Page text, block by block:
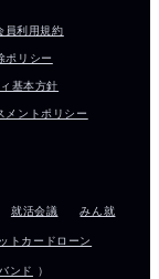
員利用規約
ポリシー
基本方針
メントポリシー